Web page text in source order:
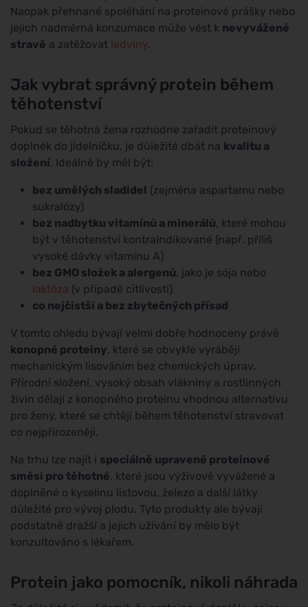
Naopak přehnané spoléhání na proteinové prášky nebo
jejich nadměrná konzumace může vést k nevyvážené
stravě a zatěžovat ledviny.
Jak vybrat správný protein během
těhotenství
Pokud se těhotná žena rozhodne zařadit proteinový
doplněk do jídelníčku, je důležité dbát na kvalitu a
složení. Ideálně by měl být:
bez umělých sladidel (zejména aspartamu nebo
sukralózy)
bez nadbytku vitamínů a minerálů, které mohou
být v těhotenství kontraindikované (např. příliš
vysoké dávky vitamínu A)
bez GMO složek a alergenů, jako je sója nebo
laktóza (v případě citlivosti)
co nejčistší a bez zbytečných přísad
V tomto ohledu bývají velmi dobře hodnoceny právě
konopné proteiny, které se obvykle vyrábějí
mechanickým lisováním bez chemických úprav.
Přírodní složení, vysoký obsah vlákniny a rostlinných
živin dělají z konopného proteinu vhodnou alternativu
pro ženy, které se chtějí během těhotenství stravovat
co nejpřirozeněji.
Na trhu lze najít i speciálně upravené proteinové
směsi pro těhotné, které jsou výživově vyvážené a
doplněné o kyselinu listovou, železo a další látky
důležité pro vývoj plodu. Tyto produkty ale bývají
podstatně dražší a jejich užívání by mělo být
konzultováno s lékařem.
Protein jako pomocník, nikoli náhrada